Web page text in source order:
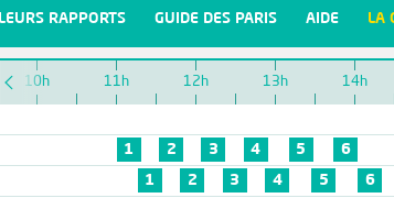
RAPPORTS GUIDE DES PARIS AIDE LA
10h 11h 12h 13h 14h
1
2 3 4 5
6
1
2 3 4 5 6